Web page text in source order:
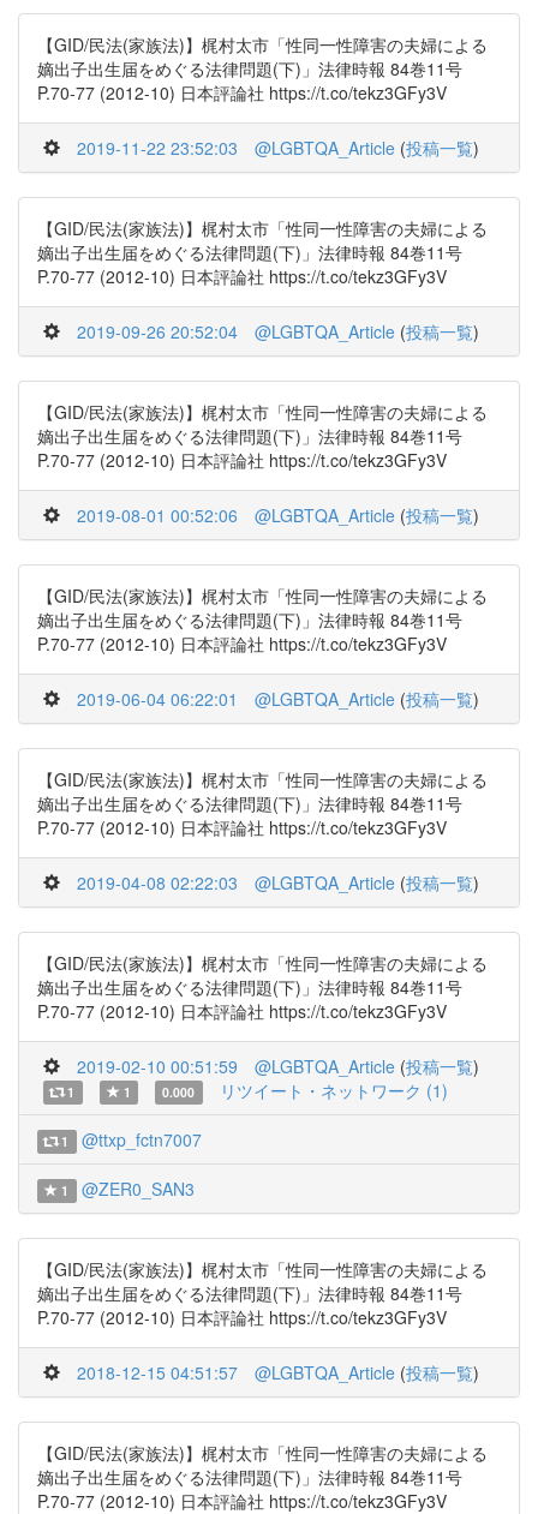
【GID/民法(家族法)】梶村太市「性同一性障害の夫婦による
嫡出子出生届をめぐる法律問題(下)」法律時報 84巻11号
P.70-77 (2012-10) 日本評論社 https://t.co/tekz3GFy3V
2019-11-22 23:52:03 @LGBTQA_Article (投稿一覧)
【GID/民法(家族法)】梶村太市「性同一性障害の夫婦による
嫡出子出生届をめぐる法律問題(下)」法律時報 84巻11号
P.70-77 (2012-10) 日本評論社 https://t.co/tekz3GFy3V
2019-09-26 20:52:04 @LGBTQA_Article (投稿一覧)
【GID/民法(家族法)】梶村太市「性同一性障害の夫婦による
嫡出子出生届をめぐる法律問題(下)」法律時報 84巻11号
P.70-77 (2012-10) 日本評論社 https://t.co/tekz3GFy3V
2019-08-01 00:52:06 @LGBTQA_Article (投稿一覧)
【GID/民法(家族法)】梶村太市「性同一性障害の夫婦による
嫡出子出生届をめぐる法律問題(下)」法律時報 84巻11号
P.70-77 (2012-10) 日本評論社 https://t.co/tekz3GFy3V
2019-06-04 06:22:01 @LGBTQA_Article (投稿一覧)
【GID/民法(家族法)】梶村太市「性同一性障害の夫婦による
嫡出子出生届をめぐる法律問題(下)」法律時報 84巻11号
P.70-77 (2012-10) 日本評論社 https://t.co/tekz3GFy3V
2019-04-08 02:22:03 @LGBTQA_Article (投稿一覧)
【GID/民法(家族法)】梶村太市「性同一性障害の夫婦による
嫡出子出生届をめぐる法律問題(下)」法律時報 84巻11号
P.70-77 (2012-10) 日本評論社 https://t.co/tekz3GFy3V
2019-02-10 00:51:59 @LGBTQA_Article (投稿一覧)
1 1 0.000 リツイート・ネットワーク (1)
1 @ttxp_fctn7007
1 @ZER0_SAN3
【GID/民法(家族法)】梶村太市「性同一性障害の夫婦による
嫡出子出生届をめぐる法律問題(下)」法律時報 84巻11号
P.70-77 (2012-10) 日本評論社 https://t.co/tekz3GFy3V
2018-12-15 04:51:57 @LGBTQA_Article (投稿一覧)
【GID/民法(家族法)】梶村太市「性同一性障害の夫婦による
嫡出子出生届をめぐる法律問題(下)」法律時報 84巻11号
P.70-77 (2012-10) 日本評論社 https://t.co/tekz3GFy3V